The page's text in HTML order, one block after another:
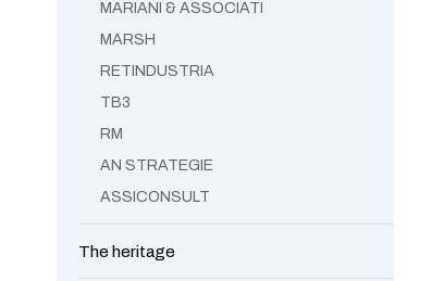
MARIANI & ASSOCIATI
MARSH
RETINDUSTRIA
TB3
RM
AN STRATEGIE
ASSICONSULT
The heritage